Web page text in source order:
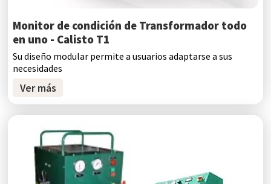
Monitor de condición de Transformador todo
en uno - Calisto T1
Su diseño modular permite a usuarios adaptarse a sus
necesidades
Ver más